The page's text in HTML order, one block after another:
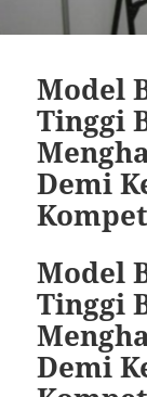
Model
Tinggi
Demi
Model
Tinggi
Demi